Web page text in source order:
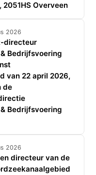
2051HS Overveen
2026
directeur
Bedrijfsvoering
van 22 april 2026,
de
Bedrijfsvoering
2026
directeur van de